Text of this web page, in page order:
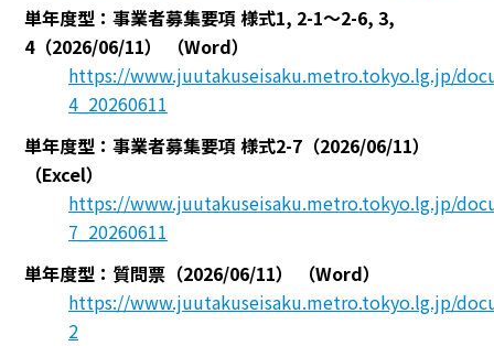
単年度型：事業者募集要項 様式1, 2-1～2-6, 3,
4（2026/06/11）
（Word）
https://www.juutakuseisaku.metro.tokyo.lg.jp/
4_20260611
単年度型：事業者募集要項 様式2-7（2026/06/11）
（Excel）
https://www.juutakuseisaku.metro.tokyo.lg.jp/
7_20260611
単年度型：質問票（2026/06/11）
（Word）
https://www.juutakuseisaku.metro.tokyo.lg.jp/
2